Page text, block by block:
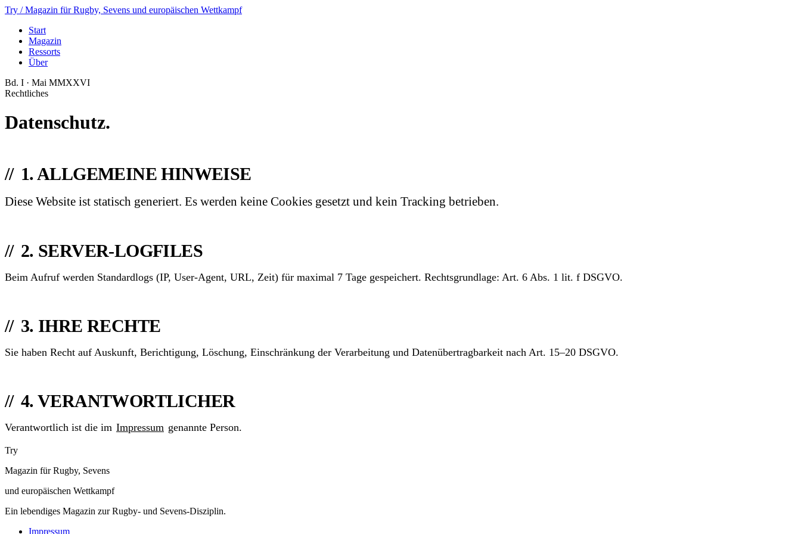
Try / Magazin für Rugby, Sevens und europäischen Wettkampf
Start
Magazin
Ressorts
Über
Bd. I · Mai MMXXVI
Rechtliches
Datenschutz.
1. ALLGEMEINE HINWEISE
Diese Website ist statisch generiert. Es werden keine Cookies gesetzt und kein Tracking betrieben.
2. SERVER-LOGFILES
Beim Aufruf werden Standardlogs (IP, User-Agent, URL, Zeit) für maximal 7 Tage gespeichert. Rechtsgrundlage: Art. 6 Abs. 1 lit. f DSGVO.
3. IHRE RECHTE
Sie haben Recht auf Auskunft, Berichtigung, Löschung, Einschränkung der Verarbeitung und Datenübertragbarkeit nach Art. 15–20 DSGVO.
4. VERANTWORTLICHER
Verantwortlich ist die im Impressum genannte Person.
Try
Magazin für Rugby, Sevens
und europäischen Wettkampf
Ein lebendiges Magazin zur Rugby- und Sevens-Disziplin.
Impressum